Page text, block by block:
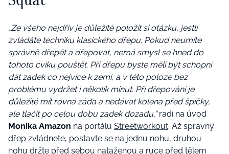
„Ze všeho nejdřív je důležité položit si otázku, jestli
zvládáte techniku klasického dřepu. Pokud neumíte
správně dřepět a dřepovat, nemá smysl se hned do
tohoto cviku pouštět. Při dřepu byste měli být schopní
dát zadek co nejvíce k zemi, a v této poloze bez
problému vydržet i několik minut. Při dřepování je
důležité mít rovná záda a nedávat kolena před špičky,
ale tlačit po celou dobu zadek dozadu,“radí na úvod
Monika Amazon na portálu Streetworkout. Až správný
dřep zvládnete, postavte se na jednu nohu, druhou
nohu držte před sebou nataženou a ruce před tělem